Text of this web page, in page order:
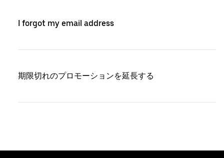
I forgot my email address
期限切れのプロモーションを延長する